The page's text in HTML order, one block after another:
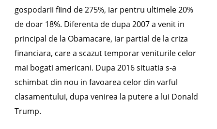
gospodarii fiind de 275%, iar pentru ultimele 20%
de doar 18%. Diferenta de dupa 2007 a venit in
principal de la Obamacare, iar partial de la criza
financiara, care a scazut temporar veniturile celor
mai bogati americani. Dupa 2016 situatia s-a
schimbat din nou in favoarea celor din varful
clasamentului, dupa venirea la putere a lui Donald
Trump.